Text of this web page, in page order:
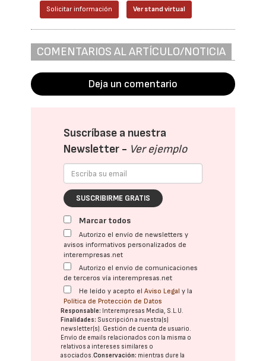
Solicitar información Ver stand virtual
COMENTARIOS AL ARTÍCULO/NOTICIA
Deja un comentario
Suscríbase a nuestra
Newsletter - Ver ejemplo
SUSCRIBIRME GRATIS
Marcar todos
Autorizo el envío de newsletters y
avisos informativos personalizados de
interempresas.net
Autorizo el envío de comunicaciones
de terceros vía interempresas.net
He leído y acepto elAviso Legal y la
Política de Protección de Datos
Responsable: Interempresas Media, S.L.U.
Finalidades: Suscripción a nuestra(s)
newsletter(s). Gestión de cuenta de usuario.
Envío de emails relacionados con la misma o
relativos a intereses similares o
asociados.Conservación: mientras dure la